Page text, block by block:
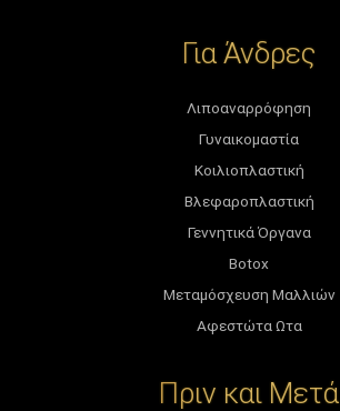
Για Άνδρες
Λιποαναρρόφηση
Γυναικομαστία
Κοιλιοπλαστική
Βλεφαροπλαστική
Γεννητικά Όργανα
Botox
Μεταμόσχευση Μαλλιών
Αφεστώτα Ωτα
Πριν και Μετά